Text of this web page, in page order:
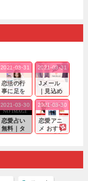
恋活の行
事に足を
運んでも
出会いの
チャンス
が訪れ...
2021-03-31
Jメール
｜見込め
る効果が
確実なも
のであっ
ても…...
2021-03-31
恋愛占い
無料｜タ
ーゲット
る人に恋
2021-03-30
恋愛アニ
メ おすす
め｜「心
雑で素人
2021-03-30